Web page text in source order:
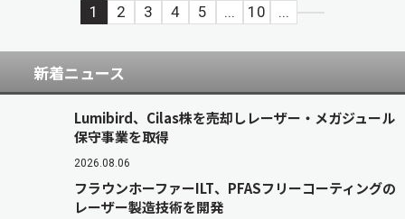
1 2 3 4 5 ... 10 ...
新着ニュース
Lumibird、Cilas株を売却しレーザー・メガジュール
保守事業を取得
2026.08.06
フラウンホーファーILT、PFASフリーコーティングの
レーザー製造技術を開発